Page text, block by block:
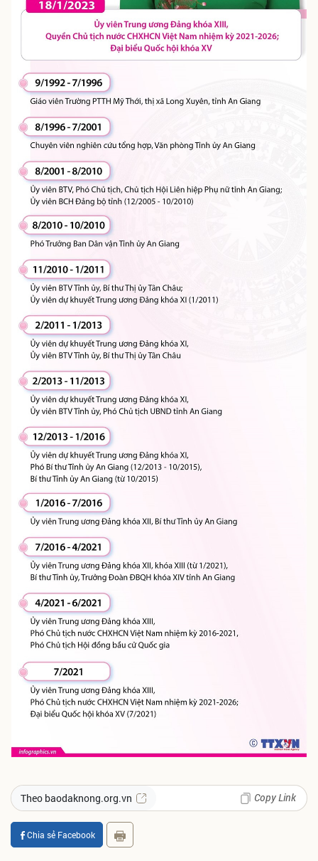
Theo baodaknong.org.vn Copy Link
Chia sẻ Facebook